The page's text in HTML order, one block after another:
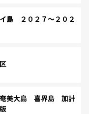
島 ２０２７～２０２
美大島 喜界島 加計